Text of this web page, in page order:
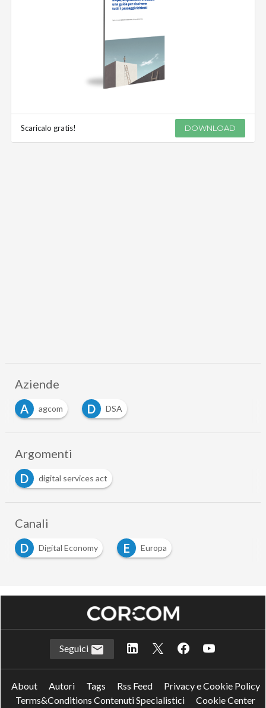
Scaricalo gratis! DOWNLOAD
Aziende
A
agcom D DSA
Argomenti
D
digital services act
Canali
D
Digital Economy E Europa
Seguici
About Autori Tags Rss Feed
Privacy e Cookie Policy
Terms&Conditions Contenuti Specialistici
Cookie Center